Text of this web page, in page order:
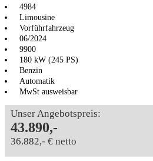
4984
Limousine
Vorführfahrzeug
06/2024
9900
180 kW (245 PS)
Benzin
Automatik
MwSt ausweisbar
Unser Angebotspreis:
43.890,-
36.882,- € netto